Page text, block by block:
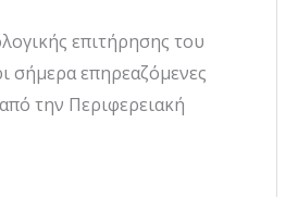
επιτήρησης του
σήμερα επηρεαζόμενες
από την Περιφερειακή